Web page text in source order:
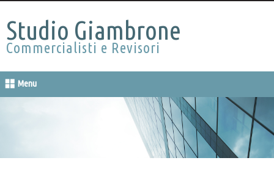
Studio Giambrone
Commercialisti e Revisori
Menu